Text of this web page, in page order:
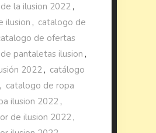
la ilusion 2022 ,
ilusion , catalogo de
de ofertas
pantaletas ilusion ,
2022 , catálogo
, catalogo de ropa
ilusion 2022,
de ilusion 2022,